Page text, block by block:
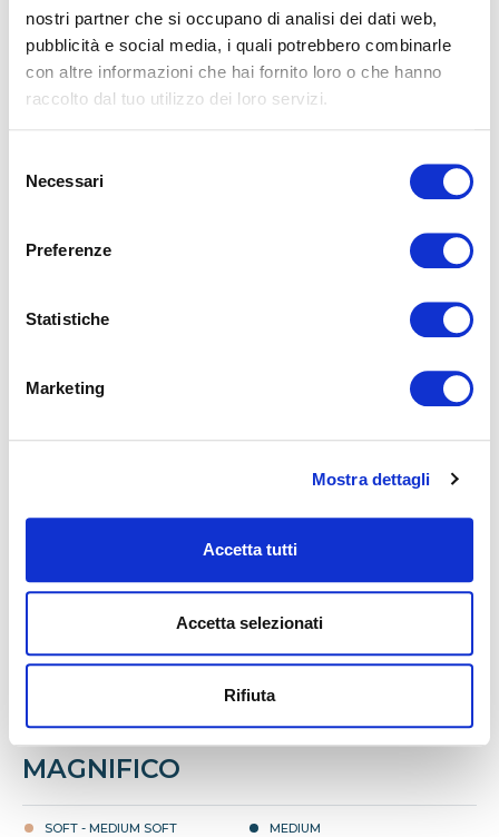
nostri partner che si occupano di analisi dei dati web,
pubblicità e social media, i quali potrebbero combinarle
con altre informazioni che hai fornito loro o che hanno
raccolto dal tuo utilizzo dei loro servizi.
delNecessari
Preferenze
Statistiche
Marketing
Mostra dettagli
Accetta tutti
Accetta selezionati
Rifiuta
SOFT FIRM
Matchless freshness that favors air circulation and maintains a
MAGNIFICO
SOFT - MEDIUM SOFT
MEDIUM